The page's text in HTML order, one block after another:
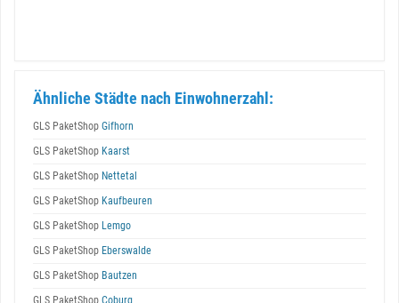
Ähnliche Städte nach Einwohnerzahl:
GLS PaketShop Gifhorn
GLS PaketShop Kaarst
GLS PaketShop Nettetal
GLS PaketShop Kaufbeuren
GLS PaketShop Lemgo
GLS PaketShop Eberswalde
GLS PaketShop Bautzen
GLS PaketShop Coburg